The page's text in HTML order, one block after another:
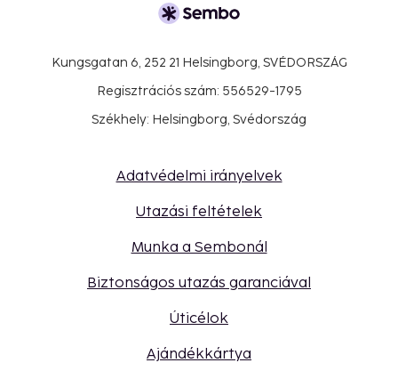
Kungsgatan 6, 252 21 Helsingborg, SVÉDORSZÁG
Regisztrációs szám: 556529-1795
Székhely: Helsingborg, Svédország
Adatvédelmi irányelvek
Utazási feltételek
Munka a Sembonál
Biztonságos utazás garanciával
Úticélok
Ajándékkártya